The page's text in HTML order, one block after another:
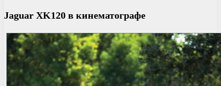
Jaguar XK120 в кинематографе